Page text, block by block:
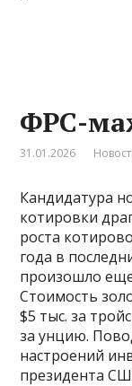
ФРС-
31.01.2026
Кандидатура
котировки
роста
года в
произошло
Стоимость
$5 тыс. за
за унцию.
настроений
президента